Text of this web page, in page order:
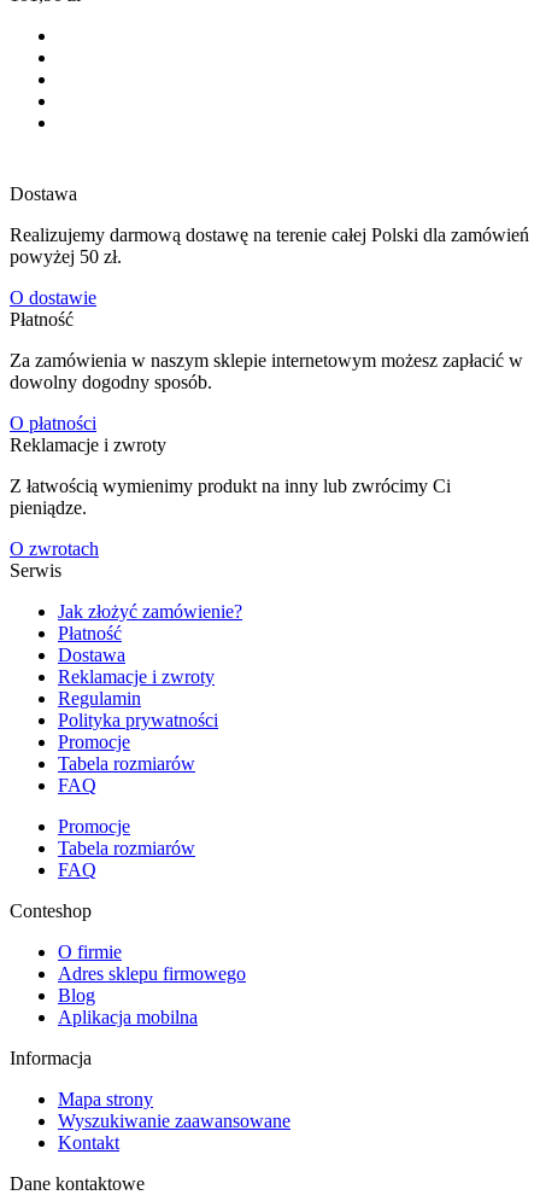
Dostawa
Realizujemy darmową dostawę na terenie całej Polski dla zamówień
powyżej 50 zł.
O dostawie
Płatność
Za zamówienia w naszym sklepie internetowym możesz zapłacić w
dowolny dogodny sposób.
O płatności
Reklamacje i zwroty
Z łatwością wymienimy produkt na inny lub zwrócimy Ci
pieniądze.
O zwrotach
Serwis
Jak złożyć zamówienie?
Płatność
Dostawa
Reklamacje i zwroty
Regulamin
Polityka prywatności
Promocje
Tabela rozmiarów
FAQ
Promocje
Tabela rozmiarów
FAQ
Conteshop
O firmie
Adres sklepu firmowego
Blog
Aplikacja mobilna
Informacja
Mapa strony
Wyszukiwanie zaawansowane
Kontakt
Dane kontaktowe